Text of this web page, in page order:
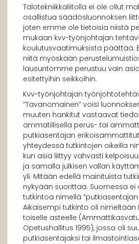
Talotekniikkaliitolla ei ole ollut
osallistua säädösluonnoksen
joten emme ole tietoisia niistä
mukaan kvv-työnjohtajan
koulutusvaatimuksista päättää.
niitä myöskään
lausuntomme perustuu vain
esitettyihin seikkoihin.
Kvv-työnjohtajan
”Tavanomainen” voisi
muuten hankitut vastaavat
ammatillisella perus- tai
putkiasentajan
yhteydessä tutkintojen oikeilla
kun asia liittyy vahvasti
ja samalla julkisen vallan
yli. Mitään edellä mainituista
nykyään suorittaa. Suomessa ei
tutkintoa nimellä ”putkiasentajan
Aikaisempi tutkinto oli nimeltään
toiselle asteelle
Opetushallitus 1995), jossa oli
putkiasentajaksi tai